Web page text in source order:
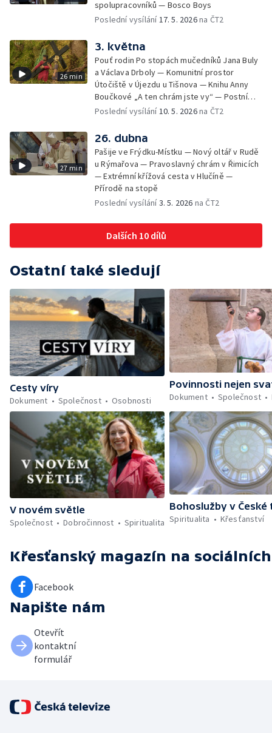
spolupracovníků — Bosco Boys
Poslední vysílání17. 5. 2026na ČT2
26 min
3. května
Pouť rodin Po stopách mučedníků Jana Buly
a Václava Drboly — Komunitní prostor
Útočiště v Újezdu u Tišnova — Knihu Anny
Boučkové „A ten chrám jste vy“ — Postní
betlém v kostele sv. Jakuba Většího v
Poslední vysílání10. 5. 2026na ČT2
27 min
26. dubna
Pašije ve Frýdku-Místku — Nový oltář v Rudě
u Rýmařova — Pravoslavný chrám v Řimicích
— Extrémní křížová cesta v Hlučíně —
Přírodě na stopě
Poslední vysílání3. 5. 2026 na ČT2
Dalších 10 dílů
Ostatní také sledují
Cesty víry
Dokument
Společnost Osobnosti
Povinnosti nejen
Dokument
Společnost
V novém světle
Společnost
Dobročinnost Spiritualita
Bohoslužby v České
Spiritualita
Křesťanství
Křesťanský magazín na
Facebook
Napište nám
Otevřít
kontaktní
formulář